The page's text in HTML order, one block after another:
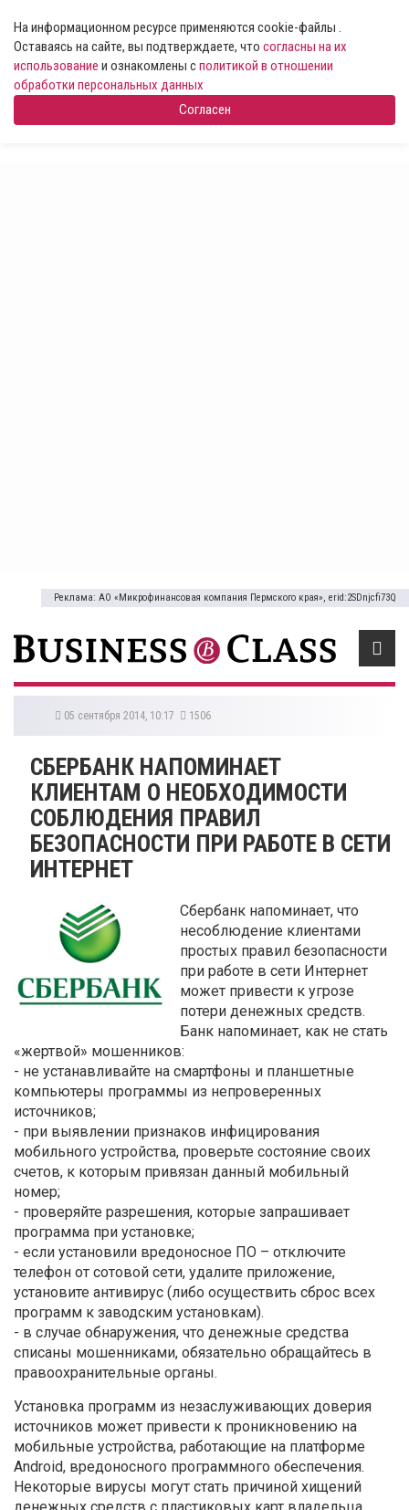
На информационном ресурсе применяются cookie-файлы .
Оставаясь на сайте, вы подтверждаете, что согласны на их
использование и ознакомлены сполитикой в отношении
обработки персональных данных
Согласен
Реклама: АО «Микрофинансовая компания Пермского края», erid:2SDnjcfi73Q
05 сентября 2014, 10:17 1506
СБЕРБАНК НАПОМИНАЕТ
КЛИЕНТАМ О НЕОБХОДИМОСТИ
СОБЛЮДЕНИЯ ПРАВИЛ
БЕЗОПАСНОСТИ ПРИ РАБОТЕ В СЕТИ
ИНТЕРНЕТ
Сбербанк напоминает, что
несоблюдение клиентами
простых правил безопасности
при работе в сети Интернет
может привести к угрозе
потери денежных средств.
Банк напоминает, как не стать
«жертвой» мошенников:
- не устанавливайте на смартфоны и планшетные
компьютеры программы из непроверенных
источников;
- при выявлении признаков инфицирования
мобильного устройства, проверьте состояние своих
счетов, к которым привязан данный мобильный
номер;
- проверяйте разрешения, которые запрашивает
программа при установке;
- если установили вредоносное ПО – отключите
телефон от сотовой сети, удалите приложение,
установите антивирус (либо осуществить сброс всех
программ к заводским установкам).
- в случае обнаружения, что денежные средства
списаны мошенниками, обязательно обращайтесь в
правоохранительные органы.
Установка программ из незаслуживающих доверия
источников может привести к проникновению на
мобильные устройства, работающие на платформе
Android, вредоносного программного обеспечения.
Некоторые вирусы могут стать причиной хищений
денежных средств с пластиковых карт владельца